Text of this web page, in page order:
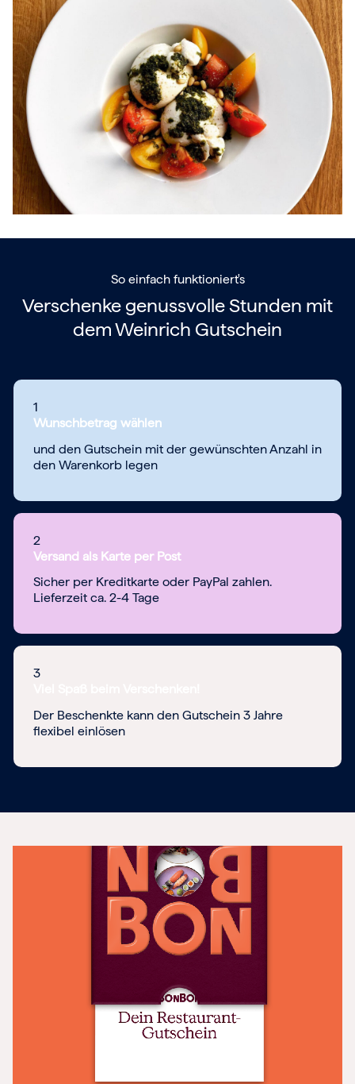
So einfach funktioniert's
Verschenke genussvolle Stunden mit
demWeinrich Gutschein
1
Wunschbetrag wählen
und den Gutschein mit der gewünschten Anzahl in
den Warenkorb legen
2
Versand als Karte per Post
Sicher per Kreditkarte oder PayPal zahlen.
Lieferzeit ca. 2-4 Tage
3
Der Beschenkte kann den Gutschein 3 Jahre
flexibel einlösen